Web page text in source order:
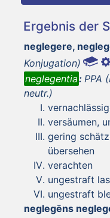
Ergebnis der
neglegere,
Konjugation)
neglegentia: PPA
neutr.)
versäumen,
gering
übersehen
verachten
ungestraft
ungestraft
neglegēns